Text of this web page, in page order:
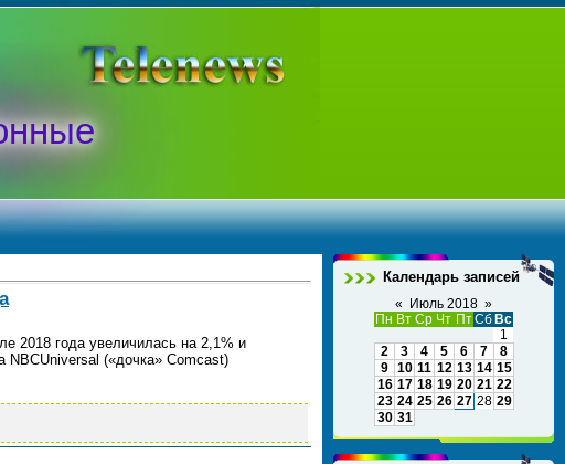
2018 года увеличилась на 2,1% и
(«дочка» Comcast)
Календарь записей
« Июль 2018 »
Пн Вт Ср Чт ПтСб Вс
1
2
3 4 5 6 7
8
9 10 11 12 13 14 15
16 17 18 19 20 21 22
23 24 25 26 27 28 29
30 31